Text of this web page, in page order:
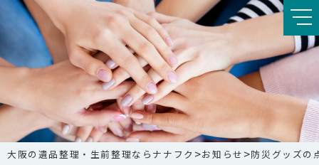
大阪の遺品整理・生前整理ならナナフク >お知らせ >防災グッズの